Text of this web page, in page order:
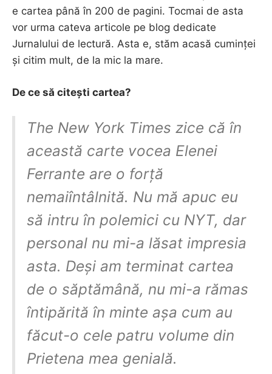
e cartea până în 200 de pagini. Tocmai de asta
vor urma cateva articole pe blog dedicate
Jurnalului de lectură. Asta e, stăm acasă cuminței
și citim mult, de la mic la mare.
De ce să citești cartea?
The New York Times zice că în
această carte vocea Elenei
Ferrante are o forță
nemaiîntâlnită. Nu mă apuc eu
să intru în polemici cu NYT, dar
personal nu mi-a lăsat impresia
asta. Deși am terminat cartea
de o săptămână, nu mi-a rămas
întipărită în minte așa cum au
făcut-o cele patru volume din
Prietena mea genială.